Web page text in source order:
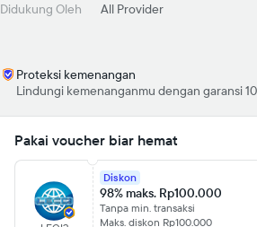
Didukung Oleh
All Provider
Proteksi kemenangan
Lindungi kemenanganmu dengan garansi
Pakai voucher biar hemat
Diskon
98% maks. Rp100.000
Tanpa min. transaksi
Maks. diskon Rp100.000